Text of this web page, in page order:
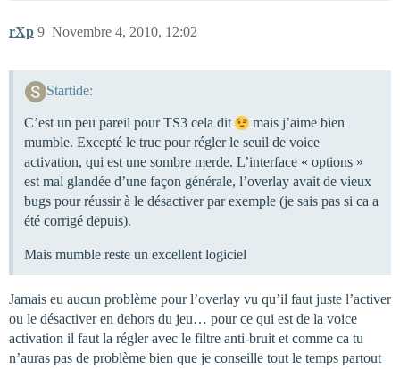
rXp Novembre 4, 2010, 12:02
9
Startide:
C’est un peu pareil pour TS3 cela dit
mais j’aime bien
mumble. Excepté le truc pour régler le seuil de voice
activation, qui est une sombre merde. L’interface « options »
est mal glandée d’une façon générale, l’overlay avait de vieux
bugs pour réussir à le désactiver par exemple (je sais pas si ca a
été corrigé depuis).
Mais mumble reste un excellent logiciel
Jamais eu aucun problème pour l’overlay vu qu’il faut juste l’activer
ou le désactiver en dehors du jeu… pour ce qui est de la voice
activation il faut la régler avec le filtre anti-bruit et comme ca tu
n’auras pas de problème bien que je conseille tout le temps partout